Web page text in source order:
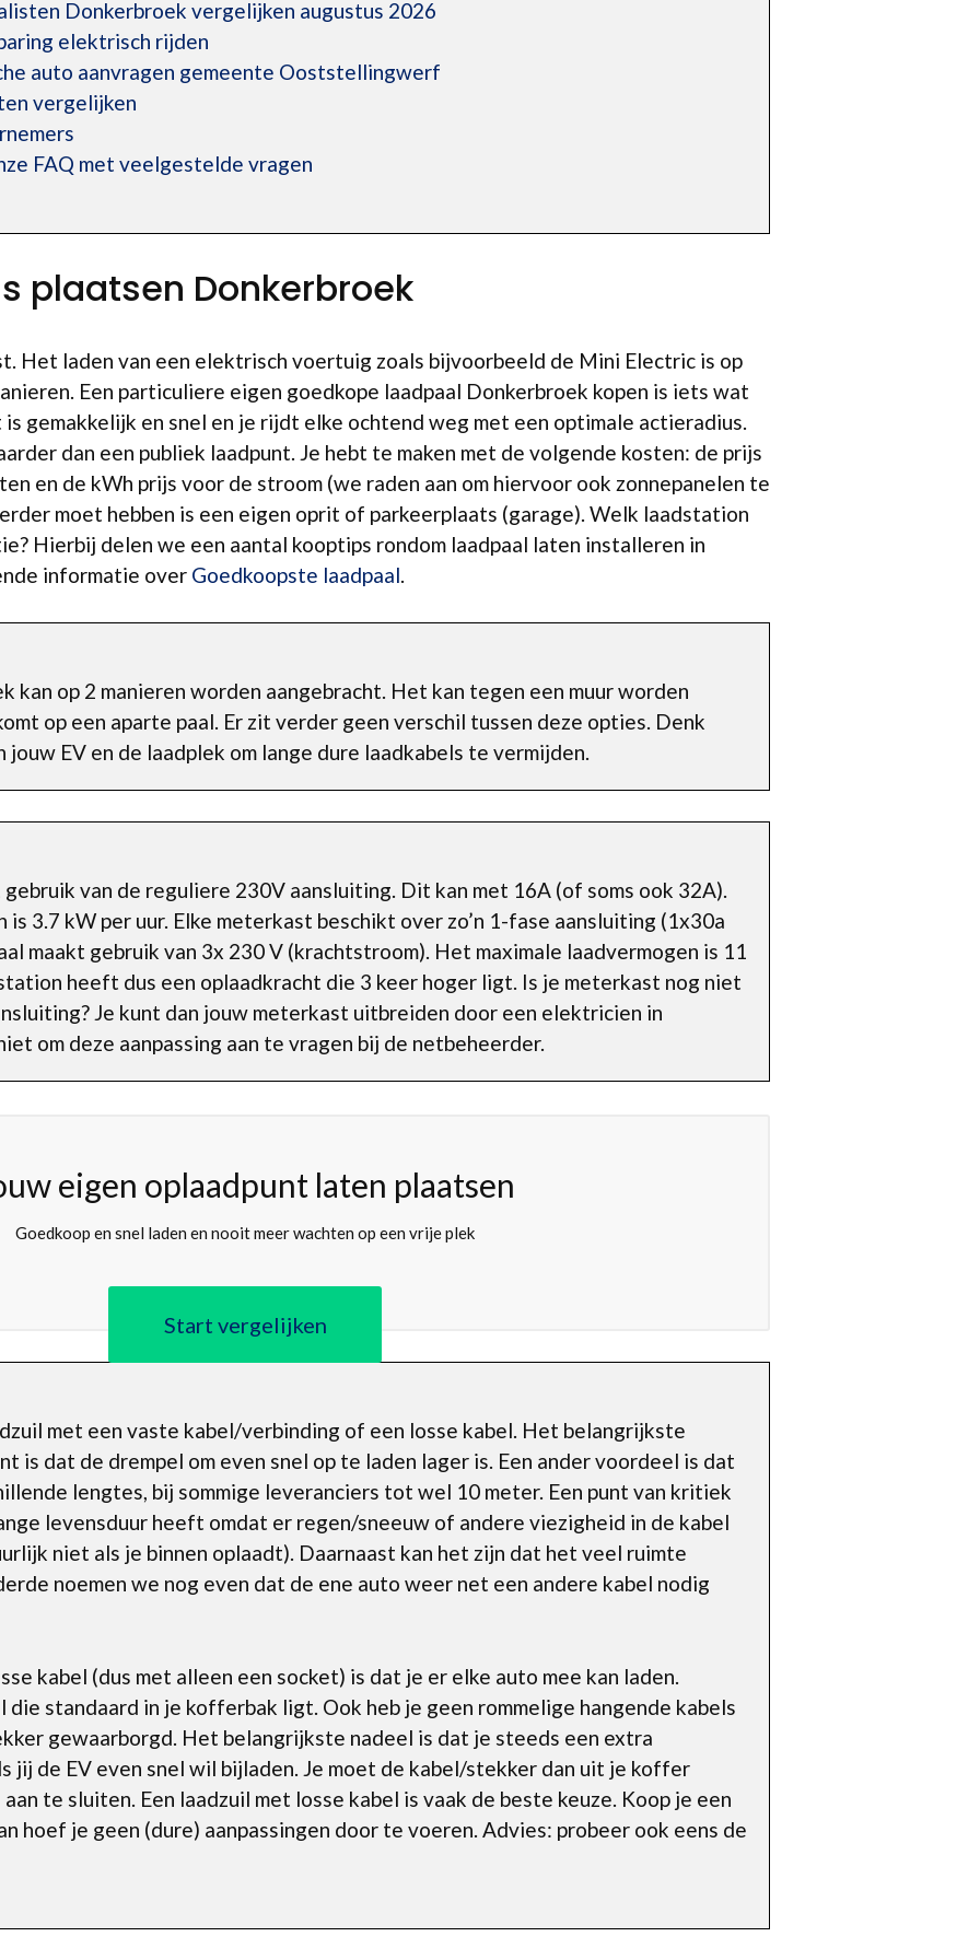
Donkerbroek vergelijken augustus 2026
elektrisch rijden
auto aanvragen gemeente Ooststellingwerf
vergelijken
FAQ met veelgestelde vragen
plaatsen Donkerbroek
Het laden van een elektrisch voertuig zoals bijvoorbeeld de Mini Electric is op
Een particuliere eigen goedkope laadpaal Donkerbroek kopen is iets wat
gemakkelijk en snel en je rijdt elke ochtend weg met een optimale actieradius.
dan een publiek laadpunt. Je hebt te maken met de volgende kosten: de prijs
en de kWh prijs voor de stroom (we raden aan om hiervoor ook zonnepanelen te
moet hebben is een eigen oprit of parkeerplaats (garage). Welk laadstation
Hierbij delen we een aantal kooptips rondom laadpaal laten installeren in
informatie over Goedkoopste laadpaal.
kan op 2 manieren worden aangebracht. Het kan tegen een muur worden
op een aparte paal. Er zit verder geen verschil tussen deze opties. Denk
EV en de laadplek om lange dure laadkabels te vermijden.
van de reguliere 230V aansluiting. Dit kan met 16A (of soms ook 32A).
3.7 kW per uur. Elke meterkast beschikt over zo’n 1-fase aansluiting (1x30a
maakt gebruik van 3x 230 V (krachtstroom). Het maximale laadvermogen is 11
heeft dus een oplaadkracht die 3 keer hoger ligt. Is je meterkast nog niet
Je kunt dan jouw meterkast uitbreiden door een elektricien in
om deze aanpassing aan te vragen bij de netbeheerder.
eigen oplaadpunt laten plaatsen
Goedkoop en snel laden en nooit meer wachten op een vrije plek
Start vergelijken
met een vaste kabel/verbinding of een losse kabel. Het belangrijkste
is dat de drempel om even snel op te laden lager is. Een ander voordeel is dat
lengtes, bij sommige leveranciers tot wel 10 meter. Een punt van kritiek
levensduur heeft omdat er regen/sneeuw of andere viezigheid in de kabel
niet als je binnen oplaadt). Daarnaast kan het zijn dat het veel ruimte
noemen we nog even dat de ene auto weer net een andere kabel nodig
kabel (dus met alleen een socket) is dat je er elke auto mee kan laden.
standaard in je kofferbak ligt. Ook heb je geen rommelige hangende kabels
gewaarborgd. Het belangrijkste nadeel is dat je steeds een extra
jij de EV even snel wil bijladen. Je moet de kabel/stekker dan uit je koffer
te sluiten. Een laadzuil met losse kabel is vaak de beste keuze. Koop je een
hoef je geen (dure) aanpassingen door te voeren. Advies: probeer ook eens de